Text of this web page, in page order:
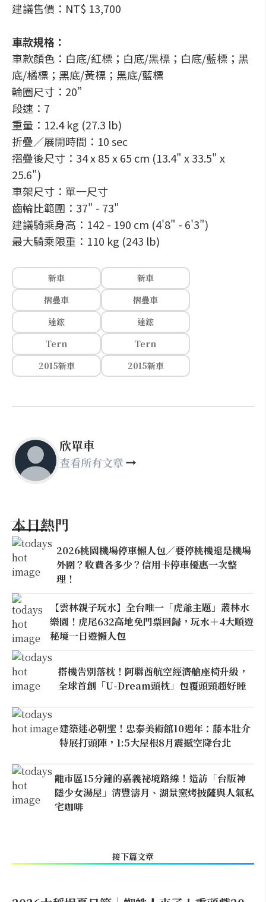
建議售價：NT$ 13,700
車款規格：
車款顏色：白底/紅標；白底/黑標；白底/藍標；黑
底/橘標；黑底/黃標；黑底/藍標
輪圈尺寸：20”
段速：7
重量：12.4 kg (27.3 lb)
折疊／展開時間：10 sec
摺疊後尺寸：34 x 85 x 65 cm (13.4" x 33.5" x
25.6")
車架尺寸：單一尺寸
齒輪比範圍：37" - 73"
建議騎乘身高：142 - 190 cm (4'8" - 6'3")
最大騎乘限重：110 kg (243 lb)
新車
新車
摺疊車
摺疊車
達鋐
達鋐
Tern
Tern
2015新車
2015新車
欣單車
查看所有文章
本日熱門
2026桃園機場停車懶人包／要停桃機還是機場
外圍？收費各多少？信用卡停車優惠一次整
理！
【雲林親子玩水】全台唯一「虎爺主題」叢林水
樂園！虎尾632高地免門票回歸，玩水＋4大順遊
秘境一日遊懶人包
搭機告別落枕！阿聯酋航空經濟艙座椅升級，
全球首創「U-Dream頭枕」包覆頭頸超好睡
建築迷必朝聖！忠泰美術館10週年：藤本壯介
特展打頭陣，1:5大屋根8月震撼空降台北
離市區15分鐘的嘉義祕境路線！造訪「台版神
隱少女湯屋」清豐濤月、湖景窯烤披薩與人氣私
宅咖啡
接下篇文章